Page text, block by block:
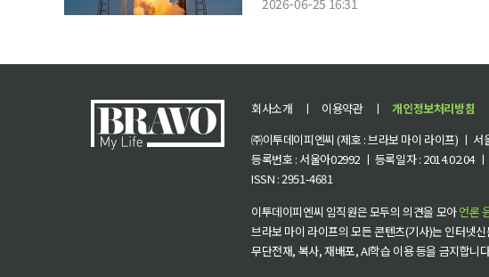
2026-06-25 16:31
회사소개 ㅣ 이용약관 ㅣ 개인정보처리방침
㈜이투데이피엔씨 (제호 : 브라보 마이 라이프) ㅣ
등록번호 : 서울아02992 ㅣ 등록일자 : 2014.02.04
ISSN : 2951-4681
이투데이피엔씨 임직원은 모두의 의견을 모아언론
브라보 마이 라이프의 모든 콘텐츠(기사)는 인터넷
무단전재, 복사, 재배포, AI학습 이용 등을 금지합니